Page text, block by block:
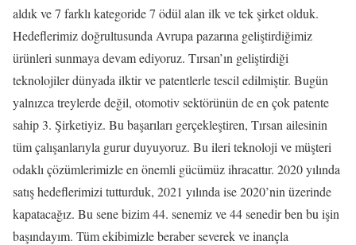
aldık ve 7 farklı kategoride 7 ödül alan ilk ve tek şirket olduk.
Hedeflerimiz doğrultusunda Avrupa pazarına geliştirdiğimiz
ürünleri sunmaya devam ediyoruz. Tırsan’ın geliştirdiği
teknolojiler dünyada ilktir ve patentlerle tescil edilmiştir. Bugün
yalnızca treylerde değil, otomotiv sektörünün de en çok patente
sahip 3. Şirketiyiz. Bu başarıları gerçekleştiren, Tırsan ailesinin
tüm çalışanlarıyla gurur duyuyoruz. Bu ileri teknoloji ve müşteri
odaklı çözümlerimizle en önemli gücümüz ihracattır. 2020 yılında
satış hedeflerimizi tutturduk, 2021 yılında ise 2020’nin üzerinde
kapatacağız. Bu sene bizim 44. senemiz ve 44 senedir ben bu işin
başındayım. Tüm ekibimizle beraber severek ve inançla